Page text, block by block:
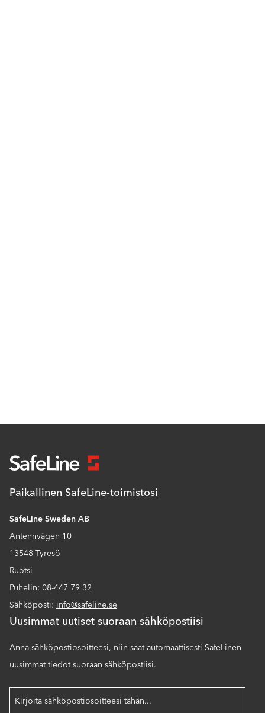
Paikallinen SafeLine-toimistosi
SafeLine Sweden AB
Antennvägen 10
13548 Tyresö
Ruotsi
Puhelin: 08-447 79 32
Sähköposti: info@safeline.se
Uusimmat uutiset suoraan sähköpostiisi
Anna sähköpostiosoitteesi, niin saat automaattisesti SafeLinen
uusimmat tiedot suoraan sähköpostiisi.